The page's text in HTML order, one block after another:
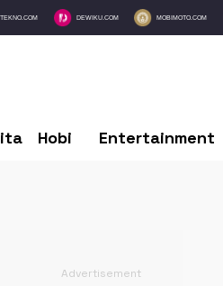
DEWIKU.COM MOBIMOTO.COM
Hobi Entertainment